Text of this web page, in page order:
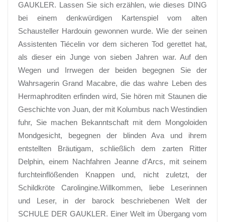
GAUKLER. Lassen Sie sich erzählen, wie dieses DING
bei einem denkwürdigen Kartenspiel vom alten
Schausteller Hardouin gewonnen wurde. Wie der seinen
Assistenten Tiécelin vor dem sicheren Tod gerettet hat,
als dieser ein Junge von sieben Jahren war. Auf den
Wegen und Irrwegen der beiden begegnen Sie der
Wahrsagerin Grand Macabre, die das wahre Leben des
Hermaphroditen erfinden wird, Sie hören mit Staunen die
Geschichte von Juan, der mit Kolumbus nach Westindien
fuhr, Sie machen Bekanntschaft mit dem Mongoloiden
Mondgesicht, begegnen der blinden Ava und ihrem
entstellten Bräutigam, schließlich dem zarten Ritter
Delphin, einem Nachfahren Jeanne d’Arcs, mit seinem
furchteinflößenden Knappen und, nicht zuletzt, der
Schildkröte Carolingine.Willkommen, liebe Leserinnen
und Leser, in der barock beschriebenen Welt der
SCHULE DER GAUKLER. Einer Welt im Übergang vom